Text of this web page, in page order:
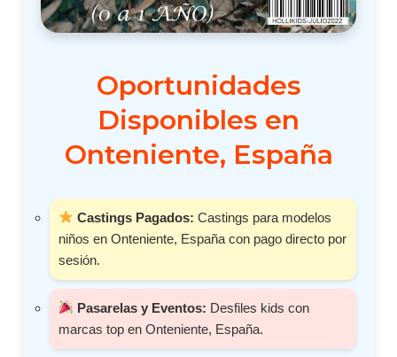
Oportunidades
Disponibles en
Onteniente, España
Castings Pagados: Castings para modelos
niños en Onteniente, España con pago directo por
sesión.
Pasarelas y Eventos: Desfiles kids con
marcas top en Onteniente, España.